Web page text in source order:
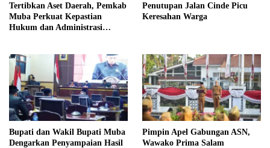
Tertibkan Aset Daerah, Pemkab
Muba Perkuat Kepastian
Hukum dan Administrasi
Penutupan Jalan Cinde Picu
Keresahan Warga
Bupati dan Wakil Bupati Muba
Dengarkan Penyampaian Hasil
Pimpin Apel Gabungan ASN,
Wawako Prima Salam